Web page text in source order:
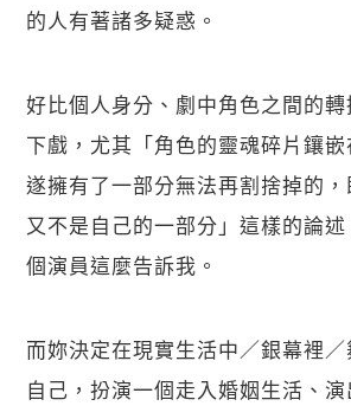
的人有著諸多疑惑。
好比個人身分、劇中角色之間的
下戲，尤其「角色的靈魂碎片鑲嵌
遂擁有了一部分無法再割捨掉的
又不是自己的一部分」這樣的論
個演員這麼告訴我。
而妳決定在現實生活中／銀幕裡
自己，扮演一個走入婚姻生活、